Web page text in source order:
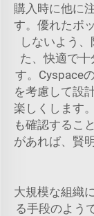
購入時に他に
す。優れたポ
しないよう
た、快適で
す。Cyspace
を考慮して設
楽しくします
も確認するこ
があれば、賢
大規模な組織
る手段のよう